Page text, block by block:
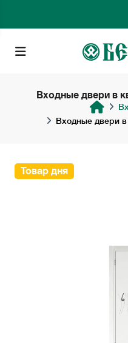
Входные двери в
Входные двери
Товар дня